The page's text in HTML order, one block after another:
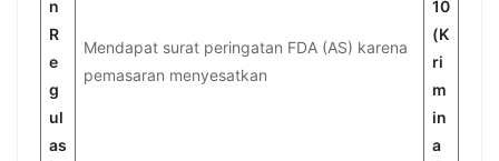
n
R
e
g
ul
as
Mendapat surat peringatan FDA (AS) karena
pemasaran menyesatkan
10
(K
ri
m
in
a